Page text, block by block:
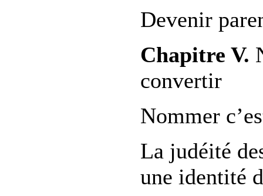
Devenir
Chapitre V.
convertir
Nommer
La judéité
une identité